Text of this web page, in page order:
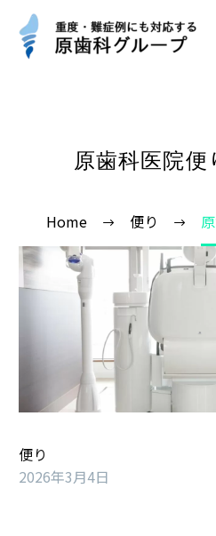
原歯科医院便
Home 便り
便り
2026年3月4日